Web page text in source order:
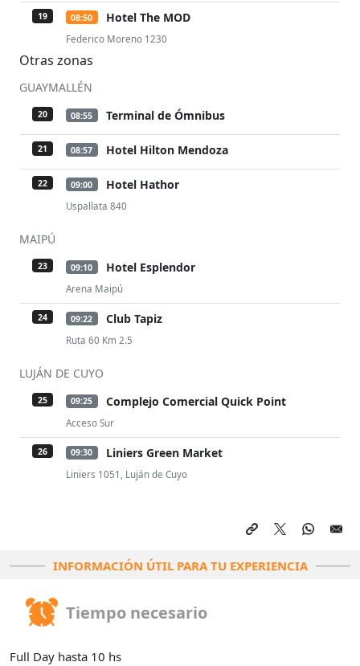
19 08:50 Hotel The MOD
Federico Moreno 1230
Otras zonas
GUAYMALLÉN
20 08:55 Terminal de Ómnibus
21 08:57 Hotel Hilton Mendoza
22 09:00 Hotel Hathor
Uspallata 840
MAIPÚ
23 09:10 Hotel Esplendor
Arena Maipú
24 09:22 Club Tapiz
Ruta 60 Km 2.5
LUJÁN DE CUYO
25 09:25 Complejo Comercial Quick Point
Acceso Sur
26 09:30 Liniers Green Market
Liniers 1051, Luján de Cuyo
INFORMACIÓN ÚTIL PARA TU EXPERIENCIA
Tiempo necesario
Full Day hasta 10 hs